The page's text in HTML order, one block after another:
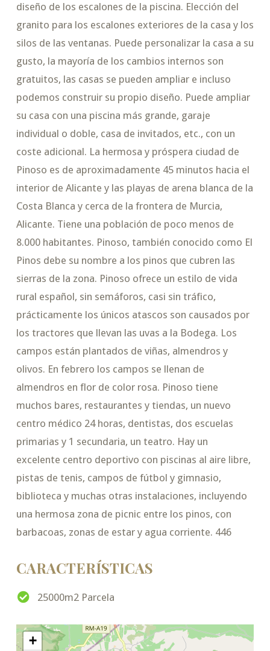
diseño de los escalones de la piscina. Elección del
granito para los escalones exteriores de la casa y los
silos de las ventanas. Puede personalizar la casa a su
gusto, la mayoría de los cambios internos son
gratuitos, las casas se pueden ampliar e incluso
podemos construir su propio diseño. Puede ampliar
su casa con una piscina más grande, garaje
individual o doble, casa de invitados, etc., con un
coste adicional. La hermosa y próspera ciudad de
Pinoso es de aproximadamente 45 minutos hacia el
interior de Alicante y las playas de arena blanca de la
Costa Blanca y cerca de la frontera de Murcia,
Alicante. Tiene una población de poco menos de
8.000 habitantes. Pinoso, también conocido como El
Pinos debe su nombre a los pinos que cubren las
sierras de la zona. Pinoso ofrece un estilo de vida
rural español, sin semáforos, casi sin tráfico,
prácticamente los únicos atascos son causados por
los tractores que llevan las uvas a la Bodega. Los
campos están plantados de viñas, almendros y
olivos. En febrero los campos se llenan de
almendros en flor de color rosa. Pinoso tiene
muchos bares, restaurantes y tiendas, un nuevo
centro médico 24 horas, dentistas, dos escuelas
primarias y 1 secundaria, un teatro. Hay un
excelente centro deportivo con piscinas al aire libre,
pistas de tenis, campos de fútbol y gimnasio,
biblioteca y muchas otras instalaciones, incluyendo
una hermosa zona de picnic entre los pinos, con
barbacoas, zonas de estar y agua corriente. 446
CARACTERÍSTICAS
25000m2 Parcela
+